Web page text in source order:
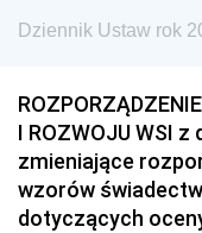
1935
1929
1926
1923
Dziennik Ustaw rok
I ROZWOJU WSI
zmieniające
wzorów
dotyczących